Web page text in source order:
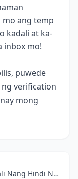
ang temp
kadali at ka-
inbox mo!
puwede
verification
mong
Petisyon at Online Polls: Paano Sumali Nang Hindi Nabubulabog ng Spam!